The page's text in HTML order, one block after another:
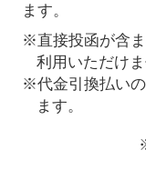
ます。
※直接投函が含
利用いただけま
※代金引換払い
ます。